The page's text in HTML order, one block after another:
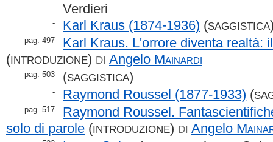
Verdieri
- Karl Kraus (1874-1936) (SAGGISTICA
pag. 497
Karl Kraus. L'orrore diventa realtà:
(INTRODUZIONE) DI Angelo Mainardi
pag. 503 (SAGGISTICA)
- Raymond Roussel (1877-1933) (
pag. 517
Raymond Roussel.
solo di parole (INTRODUZIONE) DI Angelo